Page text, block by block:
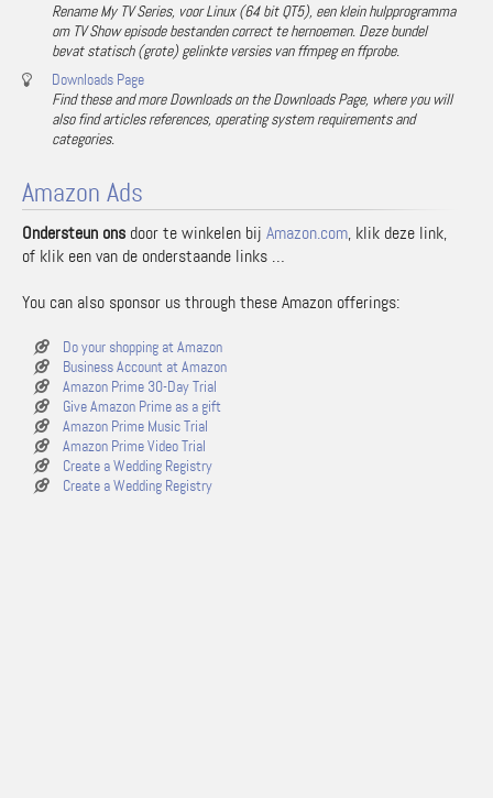
Rename My TV Series, voor Linux (64 bit QT5), een klein hulpprogramma
om TV Show episode bestanden correct te hernoemen. Deze bundel
bevat statisch (grote) gelinkte versies van ffmpeg en ffprobe.
Downloads Page
Find these and more Downloads on the Downloads Page, where you will
also find articles references, operating system requirements and
categories.
Amazon Ads
Ondersteun ons door te winkelen bij Amazon.com, klik deze link,
of klik een van de onderstaande links …
You can also sponsor us through these Amazon offerings:
Do your shopping at Amazon
Business Account at Amazon
Amazon Prime 30-Day Trial
Give Amazon Prime as a gift
Amazon Prime Music Trial
Amazon Prime Video Trial
Create a Wedding Registry
Create a Wedding Registry